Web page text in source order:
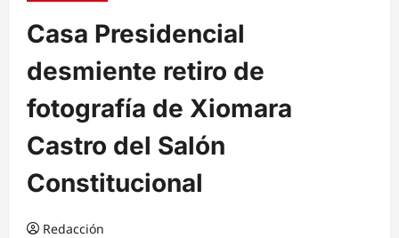
Casa Presidencial
desmiente retiro de
fotografía de Xiomara
Castro del Salón
Constitucional
Redacción